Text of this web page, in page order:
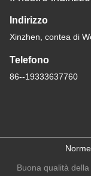
Indirizzo
Xinzhen, contea di
Telefono
86--19333637760
Buona qualità